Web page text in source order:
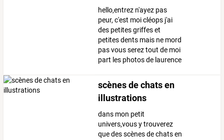
hello,entrez n'ayez pas
peur, c'est moi cléops j'ai
des petites griffes et
petites dents mais ne mord
pas vous serez tout de moi
part les photos de laurence
scènes de chats en
illustrations
dans mon petit
univers,vous y trouverez
que des scènes de chats en